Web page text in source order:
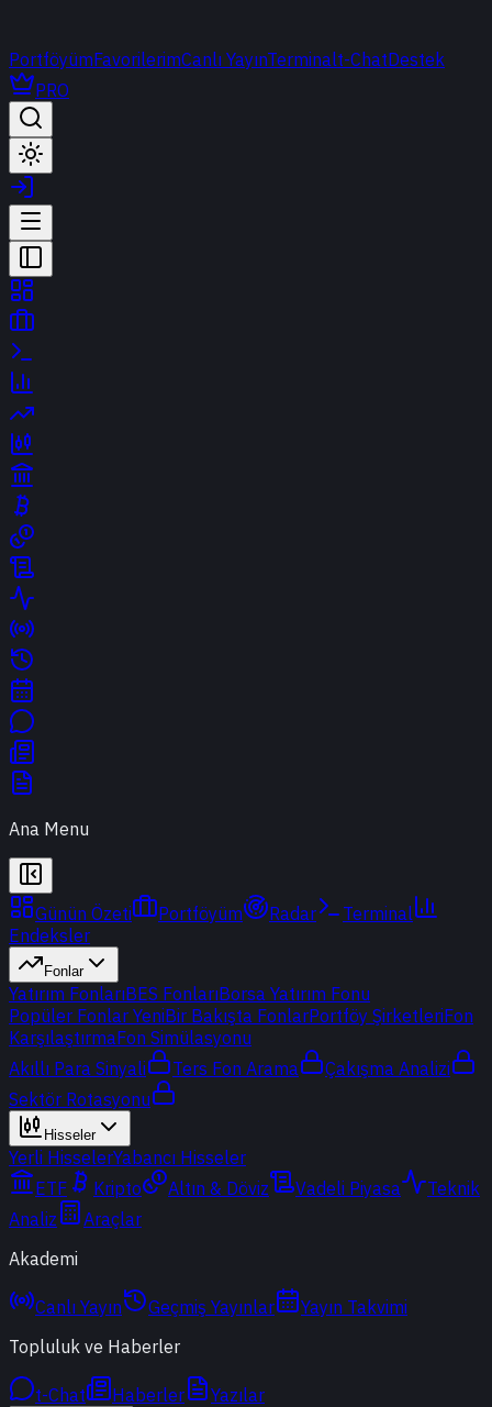
PortföyümFavorilerimCanlı YayınTerminalt-ChatDestek
PRO
Ana Menu
Günün Özeti Portföyüm Radar
Terminal
Endeksler
Fonlar
Yatırım FonlarıBES FonlarıBorsa Yatırım Fonu
Popüler Fonlar YeniBir Bakışta FonlarPortföy ŞirketleriFon
KarşılaştırmaFon Simülasyonu
Akıllı Para Sinyali
Ters Fon Arama
Çakışma Analizi
Sektör Rotasyonu
Hisseler
Yerli HisselerYabancı Hisseler
ETF
Kripto Altın & Döviz Vadeli Piyasa
Teknik
Analiz
Araçlar
Akademi
Canlı Yayın Geçmiş Yayınlar
Yayın Takvimi
Topluluk ve Haberler
t-Chat Haberler Yazılar